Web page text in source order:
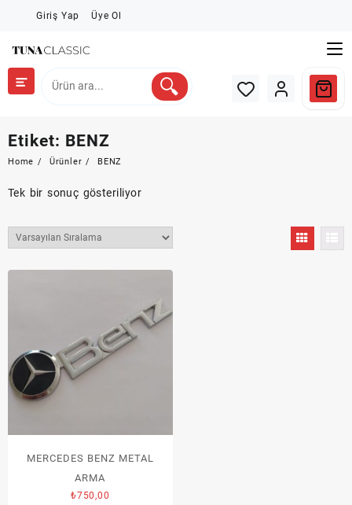
Giriş Yap Üye Ol
Etiket: BENZ
Home Ürünler BENZ
Tek bir sonuç gösteriliyor
MERCEDES BENZ METAL
ARMA
₺750,00